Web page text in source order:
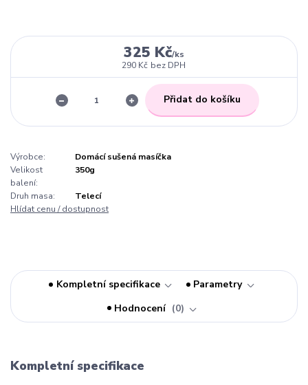
325 Kč/ks
290 Kč bez DPH
Přidat do košíku
Výrobce:
Domácí sušená masíčka
Velikost
balení:
350g
Druh masa:
Telecí
Hlídat cenu / dostupnost
Kompletní specifikace
Parametry
Hodnocení
0
Kompletní specifikace